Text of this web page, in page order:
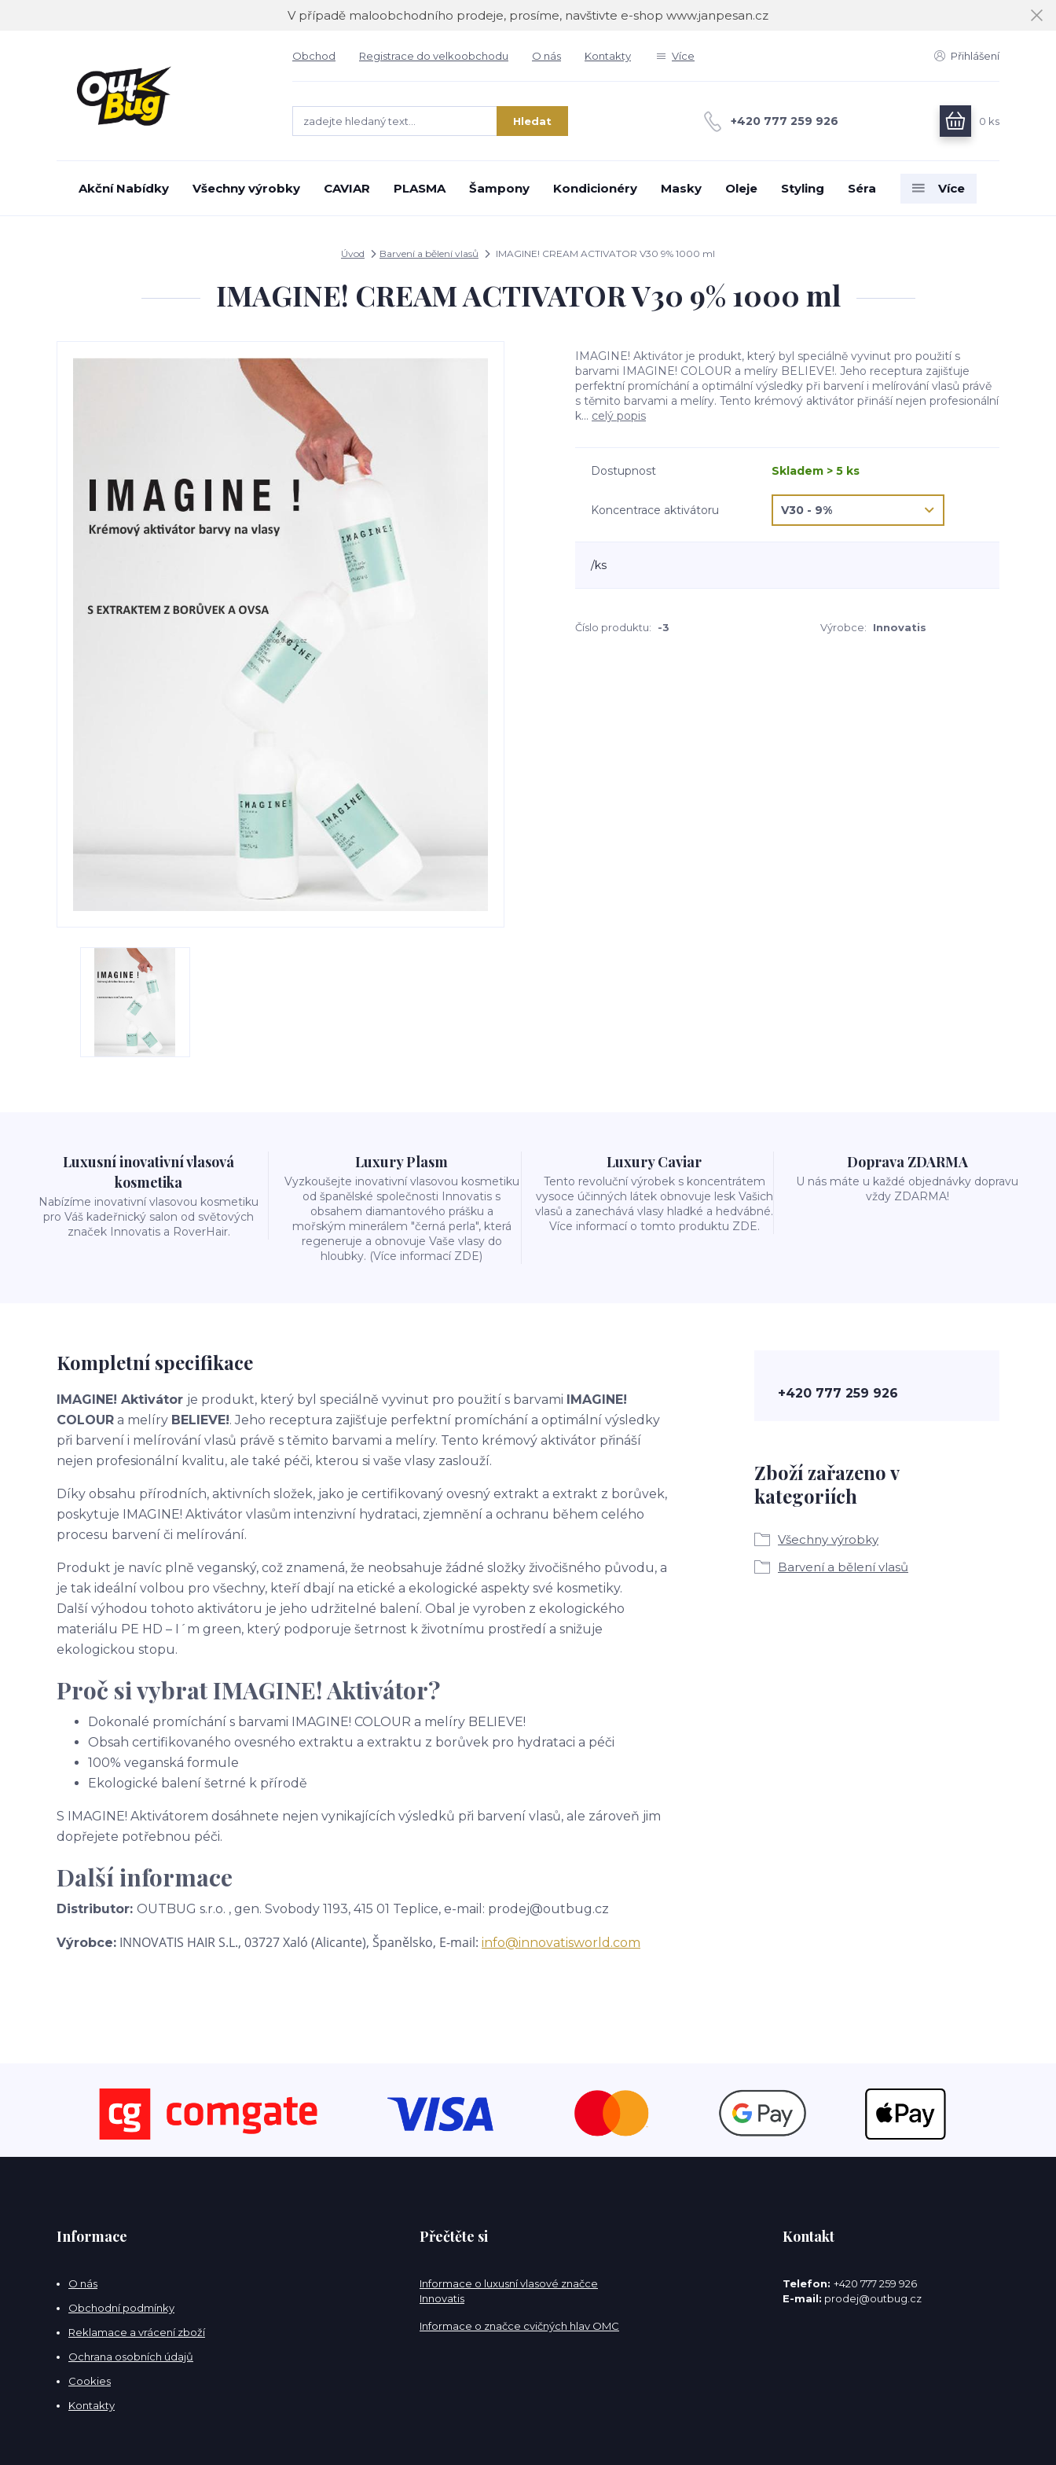
V případě maloobchodního prodeje, prosíme, navštivte e-shop www.janpesan.cz
Obchod Registrace do velkoobchodu O nás Kontakty Více Přihlášení
Hledat +420 777 259 926 0 ks
Akční Nabídky Všechny výrobky CAVIAR PLASMA Šampony Kondicionéry Masky Oleje Styling Séra Více
Úvod Barvení a bělení vlasů IMAGINE! CREAM ACTIVATOR V30 9% 1000 ml
IMAGINE! CREAM ACTIVATOR V30 9% 1000 ml
IMAGINE! Aktivátor je produkt, který byl speciálně vyvinut pro použití s
barvami IMAGINE! COLOUR a melíry BELIEVE!. Jeho receptura zajišťuje
perfektní promíchání a optimální výsledky při barvení i melírování vlasů právě
s těmito barvami a melíry. Tento krémový aktivátor přináší nejen profesionální
k... celý popis
Dostupnost Skladem > 5 ks
Koncentrace aktivátoru
/ks
Číslo produktu: -3 Výrobce: Innovatis
Luxusní inovativní vlasová
kosmetika
Nabízíme inovativní vlasovou kosmetiku
pro Váš kadeřnický salon od světových
značek Innovatis a RoverHair.
Luxury Plasm
Vyzkoušejte inovativní vlasovou kosmetiku
od španělské společnosti Innovatis s
obsahem diamantového prášku a
mořským minerálem "černá perla", která
regeneruje a obnovuje Vaše vlasy do
hloubky. (Více informací ZDE)
Luxury Caviar
Tento revoluční výrobek s koncentrátem
vysoce účinných látek obnovuje lesk Vašich
vlasů a zanechává vlasy hladké a hedvábné.
Více informací o tomto produktu ZDE.
Doprava ZDARMA
U nás máte u každé objednávky dopravu
vždy ZDARMA!
Kompletní specifikace
IMAGINE! Aktivátor je produkt, který byl speciálně vyvinut pro použití s barvami IMAGINE!
COLOUR a melíry BELIEVE!. Jeho receptura zajišťuje perfektní promíchání a optimální výsledky
při barvení i melírování vlasů právě s těmito barvami a melíry. Tento krémový aktivátor přináší
nejen profesionální kvalitu, ale také péči, kterou si vaše vlasy zaslouží.
Díky obsahu přírodních, aktivních složek, jako je certifikovaný ovesný extrakt a extrakt z borůvek,
poskytuje IMAGINE! Aktivátor vlasům intenzivní hydrataci, zjemnění a ochranu během celého
procesu barvení či melírování.
Produkt je navíc plně veganský, což znamená, že neobsahuje žádné složky živočišného původu, a
je tak ideální volbou pro všechny, kteří dbají na etické a ekologické aspekty své kosmetiky.
Další výhodou tohoto aktivátoru je jeho udržitelné balení. Obal je vyroben z ekologického
materiálu PE HD – I´m green, který podporuje šetrnost k životnímu prostředí a snižuje
ekologickou stopu.
Proč si vybrat IMAGINE! Aktivátor?
Dokonalé promíchání s barvami IMAGINE! COLOUR a melíry BELIEVE!
Obsah certifikovaného ovesného extraktu a extraktu z borůvek pro hydrataci a péči
100% veganská formule
Ekologické balení šetrné k přírodě
S IMAGINE! Aktivátorem dosáhnete nejen vynikajících výsledků při barvení vlasů, ale zároveň jim
dopřejete potřebnou péči.
Další informace
Distributor: OUTBUG s.r.o. , gen. Svobody 1193, 415 01 Teplice, e-mail: prodej@outbug.cz
Výrobce: INNOVATIS HAIR S.L., 03727 Xaló (Alicante), Španělsko, E-mail: info@innovatisworld.com
Zboží zařazeno v
kategoriích
Všechny výrobky
Barvení a bělení vlasů
+420 777 259 926
Informace
O nás
Obchodní podmínky
Reklamace a vrácení zboží
Ochrana osobních údajů
Cookies
Kontakty
Přečtěte si
Informace o luxusní vlasové značce
Innovatis
Informace o značce cvičných hlav OMC
Kontakt
Telefon: +420 777 259 926
E-mail: prodej@outbug.cz